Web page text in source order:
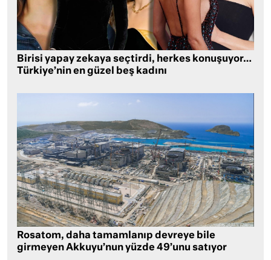
Birisi yapay zekaya seçtirdi, herkes konuşuyor…
Türkiye’nin en güzel beş kadını
Rosatom, daha tamamlanıp devreye bile
girmeyen Akkuyu’nun yüzde 49’unu satıyor